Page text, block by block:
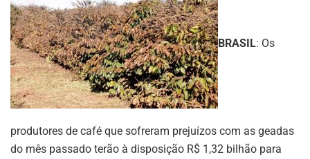
BRASIL: Os
produtores de café que sofreram prejuízos com as geadas
do mês passado terão à disposição R$ 1,32 bilhão para